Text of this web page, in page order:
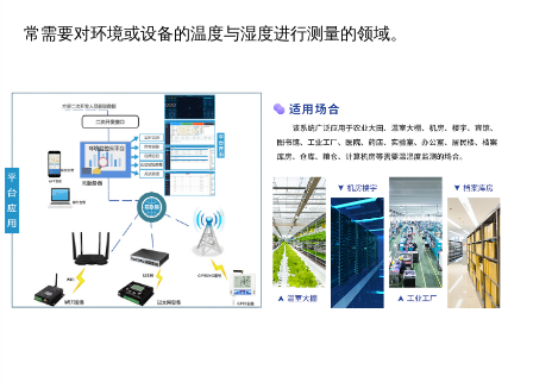
常需要对环境或设备的温度与湿度进行测量的领域。